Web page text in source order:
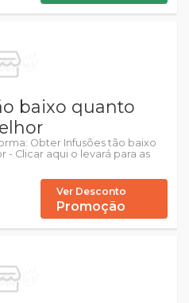
baixo quanto
Obter Infusões tão baixo
- Clicar aqui o levará para as
Ver Desconto
Promoção